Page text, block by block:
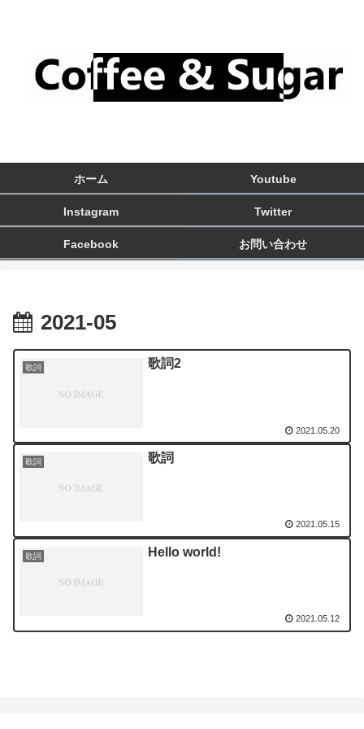
ホーム Youtube
Instagram Twitter
Facebook お問い合わせ
2021-05
歌詞 歌詞2
2021.05.20
歌詞 歌詞
2021.05.15
歌詞 Hello world!
2021.05.12